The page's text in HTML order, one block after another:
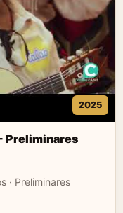
2025
- Preliminares
· Preliminares